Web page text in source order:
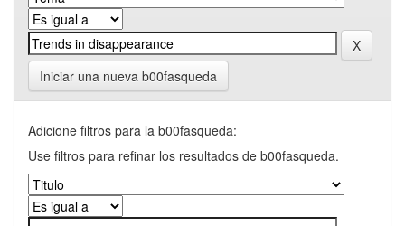
Iniciar una nueva b00fasqueda
Adicione filtros para la b00fasqueda:
Use filtros para refinar los resultados de b00fasqueda.